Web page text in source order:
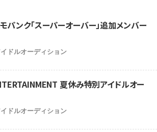
パンク「スーパーオーバー」追加メンバー
ドルオーディション
夏休み特別アイドルオー
ドルオーディション